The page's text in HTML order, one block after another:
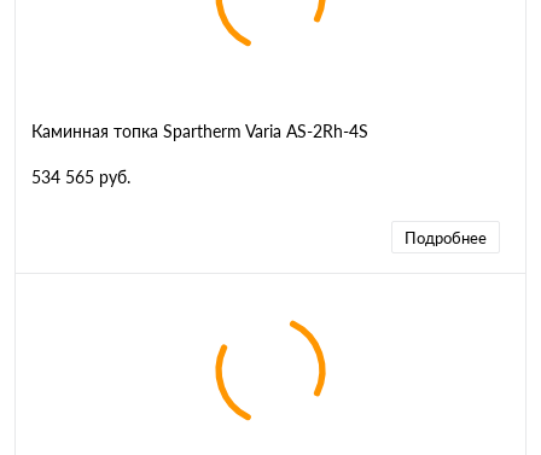
Каминная топка Spartherm Varia AS-2Rh-4S
534 565 руб.
Подробнее